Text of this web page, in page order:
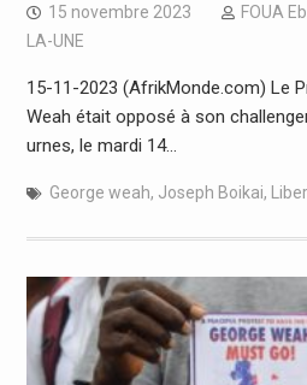
15 novembre 2023 FOUA
LA-UNE
15-11-2023 (AfrikMonde.com) Le
Weah était opposé à son
urnes, le mardi 14…
George weah, Joseph Boikai,